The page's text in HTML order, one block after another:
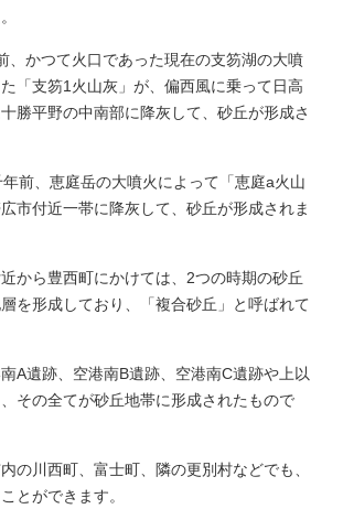
、かつて火口であった現在の支笏湖の大噴
「支笏1火山灰」が、偏西風に乗って日高
勝平野の中南部に降灰して、砂丘が形成さ
前、恵庭岳の大噴火によって「恵庭a火山
市付近一帯に降灰して、砂丘が形成されま
から豊西町にかけては、2つの時期の砂丘
を形成しており、「複合砂丘」と呼ばれて
A遺跡、空港南B遺跡、空港南C遺跡や上以
その全てが砂丘地帯に形成されたもので
の川西町、富士町、隣の更別村などでも、
とができます。